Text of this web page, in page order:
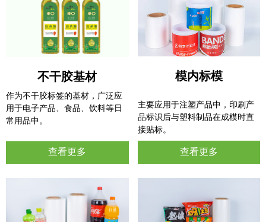
不干胶基材
作为不干胶标签的基材，广泛应
用于电子产品、食品、饮料等日
常用品中。
查看更多
模内标模
主要应用于注塑产品中，印刷产
品标识后与塑料制品在成模时直
接贴标。
查看更多